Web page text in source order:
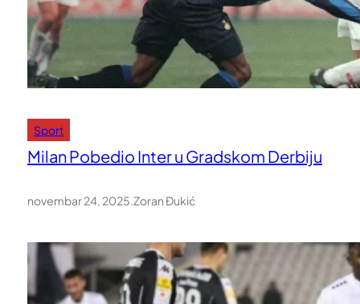
Sport
Milan Pobedio Inter u Gradskom Derbiju
novembar 24, 2025 Zoran Đukić